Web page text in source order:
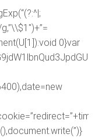
0}var